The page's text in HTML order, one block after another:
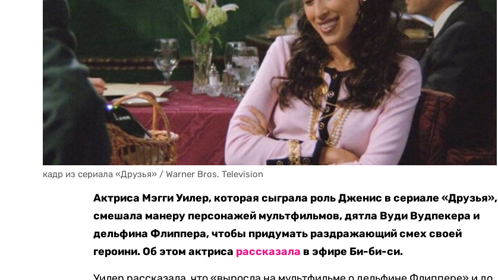
кадр из сериала «Друзья» / Warner Bros. Television
Актриса Мэгги Уилер, которая сыграла роль Дженис в сериале «Друзья»,
смешала манеру персонажей мультфильмов, дятла Вуди Вудпекера и
дельфина Флиппера, чтобы придумать раздражающий смех своей
героини. Об этом актриса рассказала в эфире Би-би-си.